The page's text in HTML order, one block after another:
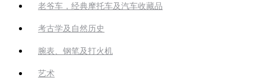
老爷车，经典摩托车及汽车收藏品
考古学及自然历史
腕表、钢笔及打火机
艺术